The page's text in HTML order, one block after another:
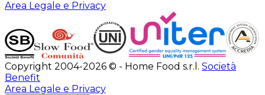
Area Legale e Privacy
Copyright 2004-2026 © - Home Food s.r.l. Società
Benefit
Area Legale e Privacy